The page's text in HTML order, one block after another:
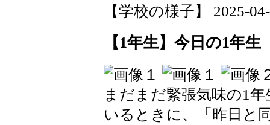
【学校の様子】 2025-
【1年生】今日の1年生
まだまだ緊張気味の1
いるときに、「昨日と